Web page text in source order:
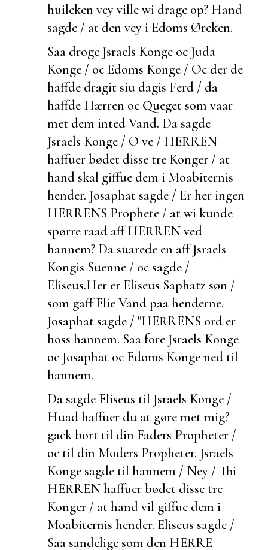
huilcken vey ville wi drage op? Hand
sagde / at den vey i Edoms Ørcken.
Saa droge Jsraels Konge oc Juda
Konge / oc Edoms Konge / Oc der de
haffde dragit siu dagis Ferd / da
haffde Hærren oc Queget som vaar
met dem inted Vand. Da sagde
Jsraels Konge / O ve / HERREN
haffuer bødet disse tre Konger / at
hand skal giffue dem i Moabiternis
hender. Josaphat sagde / Er her ingen
HERRENS Prophete / at wi kunde
spørre raad aff HERREN ved
hannem? Da suarede en aff Jsraels
Kongis Suenne / oc sagde /
Eliseus.Her er Eliseus Saphatz søn /
som gaff Elie Vand paa henderne.
Josaphat sagde / "HERRENS ord er
hoss hannem. Saafore Jsraels Konge
oc Josaphat oc Edoms Konge ned til
hannem.
Da sagde Eliseus til Jsraels Konge /
Huad haffuer du at gøre met mig?
gack bort til din Faders Propheter /
oc til din Moders Propheter. Jsraels
Konge sagde til hannem / Ney / Thi
HERREN haffuer bødet disse tre
Konger / at hand vil giffue dem i
Moabiternis hender. Eliseus sagde /
Saa sandelige som den HERRE